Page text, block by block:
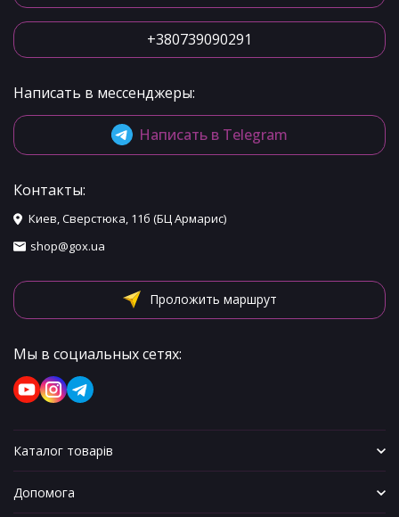
+380739090291
Написать в мессенджеры:
Написать в Telegram
Контакты:
Киев, Сверстюка, 11б (БЦ Армарис)
shop@gox.ua
Проложить маршрут
Мы в социальных сетях:
Каталог товарів
Допомога